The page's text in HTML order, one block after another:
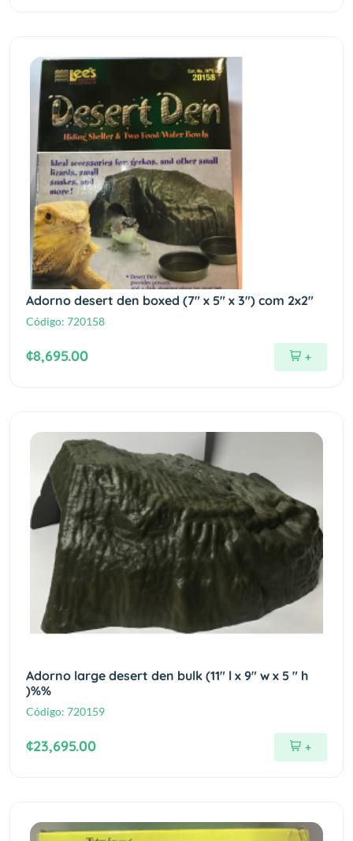
Adorno desert den boxed (7" x 5" x 3") com 2x2"
Código: 720158
¢8,695.00 +
Adorno large desert den bulk (11" l x 9" w x 5 " h
)%%
Código: 720159
¢23,695.00 +